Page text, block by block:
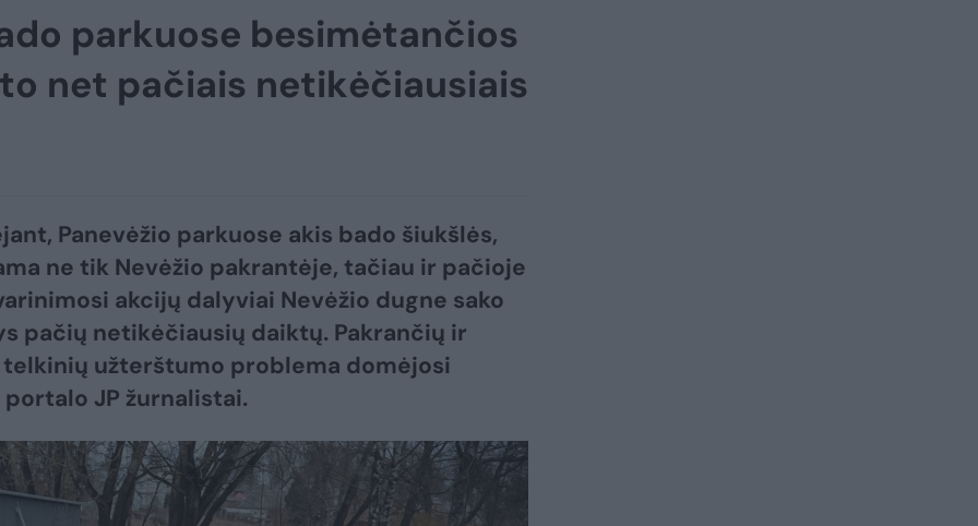
parkuose besimėtančios
net pačiais netikėčiausiais
Panevėžio parkuose akis bado šiukšlės,
ne tik Nevėžio pakrantėje, tačiau ir pačioje
akcijų dalyviai Nevėžio dugne sako
pačių netikėčiausių daiktų. Pakrančių ir
telkinių užterštumo problema domėjosi
JP žurnalistai.